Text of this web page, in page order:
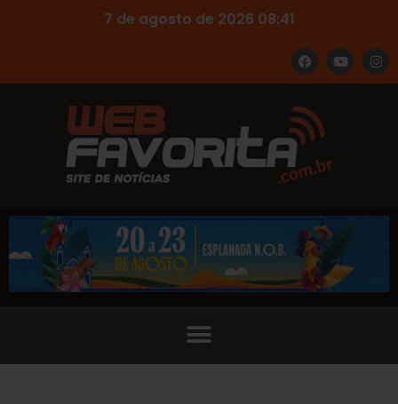
7 de agosto de 2026 08:41